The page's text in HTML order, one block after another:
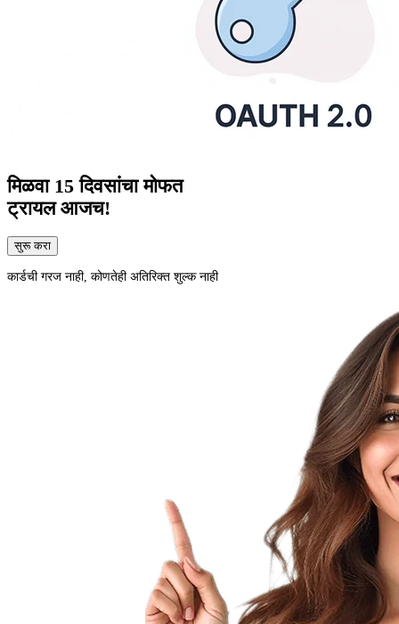
मिळवा 15 दिवसांचा मोफत
ट्रायल आजच!
सुरू करा
कार्डची गरज नाही, कोणतेही अतिरिक्त शुल्क नाही